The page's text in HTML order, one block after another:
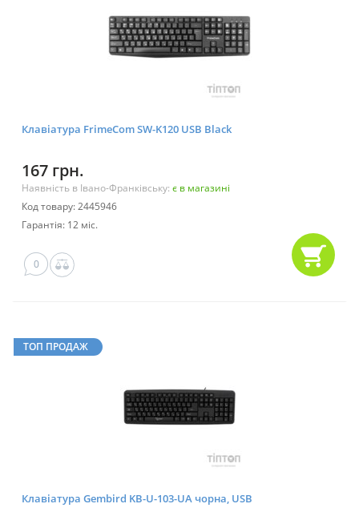
Клавіатура FrimeCom SW-K120 USB Black
167 грн.
Наявність в Івано-Франківську: є в магазині
Код товару: 2445946
Гарантія: 12 міс.
0
ТОП ПРОДАЖ
Клавіатура Gembird KB-U-103-UA чорна, USB